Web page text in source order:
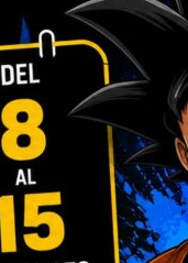
(0)